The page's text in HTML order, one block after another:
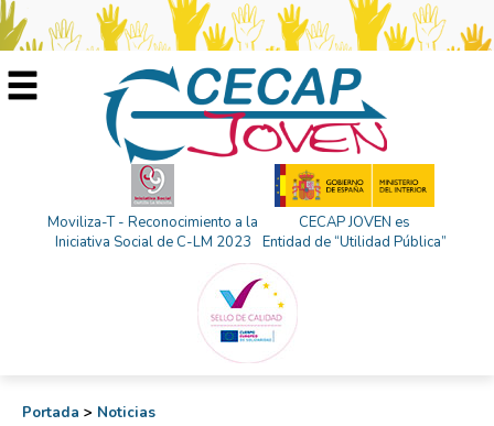
Moviliza-T - Reconocimiento a la
Iniciativa Social de C-LM 2023
CECAP JOVEN es
Entidad de “Utilidad Pública”
Portada > Noticias